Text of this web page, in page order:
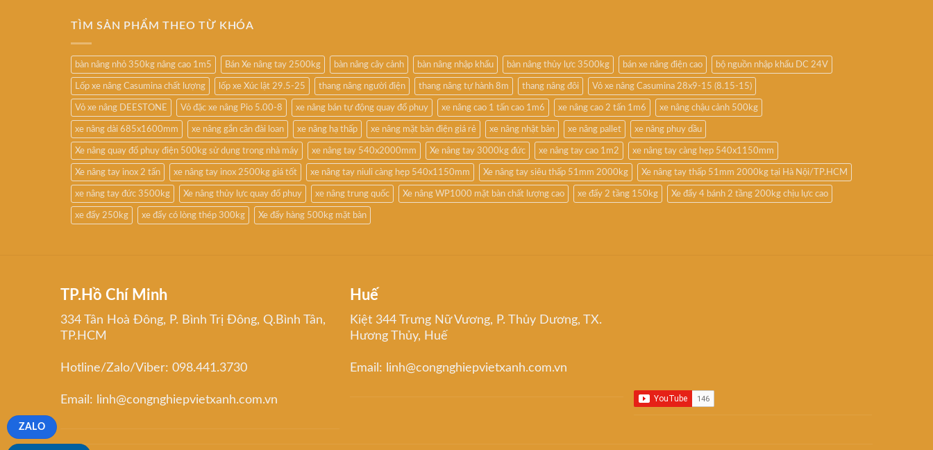
TÌM SẢN PHẨM THEO TỪ KHÓA
bàn nâng nhỏ 350kg nâng cao 1m5 Bán Xe nâng tay 2500kg bàn nâng cây cảnh bàn nâng nhập khẩu bàn nâng thủy lực 3500kg bán xe nâng điện cao bộ nguồn nhập khẩu DC 24V
Lốp xe nâng Casumina chất lượng lốp xe Xúc lật 29.5-25 thang nâng người điện thang nâng tự hành 8m thang nâng đôi Vỏ xe nâng Casumina 28x9-15 (8.15-15)
Vỏ xe nâng DEESTONE Vỏ đặc xe nâng Pio 5.00-8 xe nâng bán tự động quay đổ phuy xe nâng cao 1 tấn cao 1m6 xe nâng cao 2 tấn 1m6 xe nâng chậu cảnh 500kg
xe nâng dài 685x1600mm xe nâng gắn cân đài loan xe nâng hạ thấp xe nâng mặt bàn điện giá rẻ xe nâng nhật bản xe nâng pallet xe nâng phuy dầu
Xe nâng quay đổ phuy điện 500kg sử dụng trong nhà máy xe nâng tay 540x2000mm Xe nâng tay 3000kg đức xe nâng tay cao 1m2 xe nâng tay càng hẹp 540x1150mm
Xe nâng tay inox 2 tấn xe nâng tay inox 2500kg giá tốt xe nâng tay niuli càng hẹp 540x1150mm Xe nâng tay siêu thấp 51mm 2000kg Xe nâng tay thấp 51mm 2000kg tại Hà Nội/TP.HCM
xe nâng tay đức 3500kg Xe nâng thủy lực quay đổ phuy xe nâng trung quốc Xe nâng WP1000 mặt bàn chất lượng cao xe đẩy 2 tầng 150kg Xe đẩy 4 bánh 2 tầng 200kg chịu lực cao
xe đẩy 250kg xe đẩy có lòng thép 300kg Xe đẩy hàng 500kg mặt bàn
TP.Hồ Chí Minh
334 Tân Hoà Đông, P. Bình Trị Đông, Q.Bình Tân,
TP.HCM
Hotline/Zalo/Viber: 098.441.3730
Email: linh@congnghiepvietxanh.com.vn
Huế
Kiệt 344 Trưng Nữ Vương, P. Thủy Dương, TX.
Hương Thủy, Huế
Email: linh@congnghiepvietxanh.com.vn
ZALO